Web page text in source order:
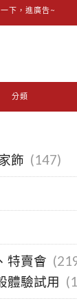
下，進廣告~
分類
飾 (147)
特賣會
體驗試用